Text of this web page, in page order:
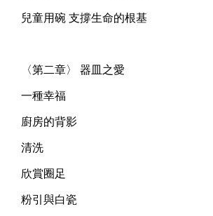
兒童用碗 支撐生命的根基
〈第二章〉 器皿之愛
一種幸福
廚房的背影
清洗
欣賞圈足
粉引與白瓷